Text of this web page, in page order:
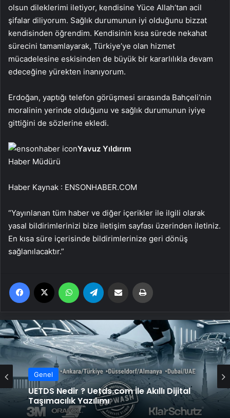
olsun dileklerimi iletiyor, kendisine Yüce Allah’tan acil
şifalar diliyorum. Sağlık durumunun iyi olduğunu bizzat
kendisinden öğrendim. Kendisinin kısa sürede nekahat
sürecini tamamlayarak, Türkiye’ye olan hizmet
mücadelesine eskisinden de büyük bir kararlılıkla devam
edeceğine yürekten inanıyorum.
Erdoğan, yaptığı telefon görüşmesi sırasında Bahçeli’nin
moralinin yerinde olduğunu ve sağlık durumunun iyiye
gittiğini de sözlerine ekledi.
Yavuz Yıldırım
Haber Müdürü
Haber Kaynak : ENSONHABER.COM
“Yayınlanan tüm haber ve diğer içerikler ile ilgili olarak
yasal bildirimlerinizi bize iletişim sayfası üzerinden iletiniz.
En kısa süre içerisinde bildirimlerinize geri dönüş
sağlanılacaktır.”
Facebook WhatsApp Email'den paylaş
Genel
UETDS Nedir ? Uetds.com İle Akıllı Dijital
Taşımacılık Yazılımı